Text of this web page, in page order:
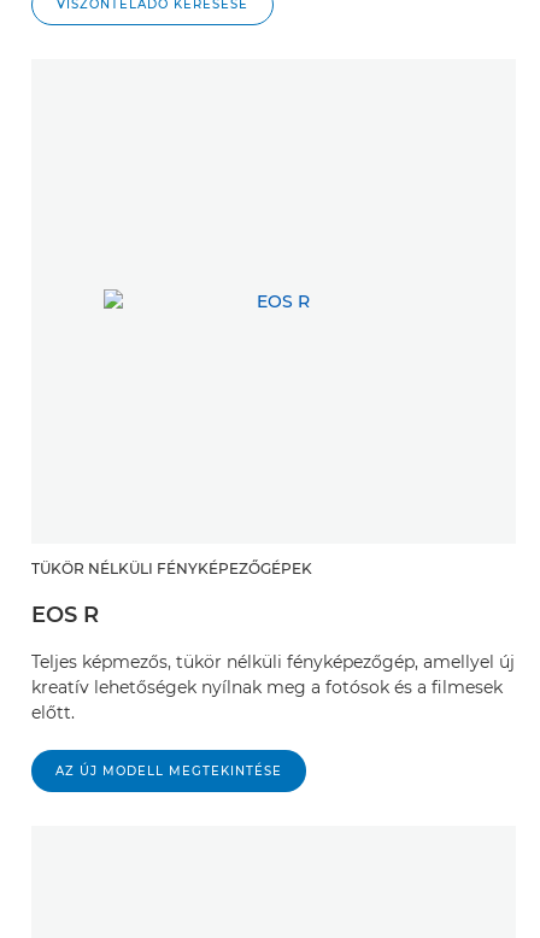
VISZONTELADÓ KERESÉSE
TÜKÖR NÉLKÜLI FÉNYKÉPEZŐGÉPEK
EOS R
Teljes képmezős, tükör nélküli fényképezőgép, amellyel új
kreatív lehetőségek nyílnak meg a fotósok és a filmesek
előtt.
AZ ÚJ MODELL MEGTEKINTÉSE